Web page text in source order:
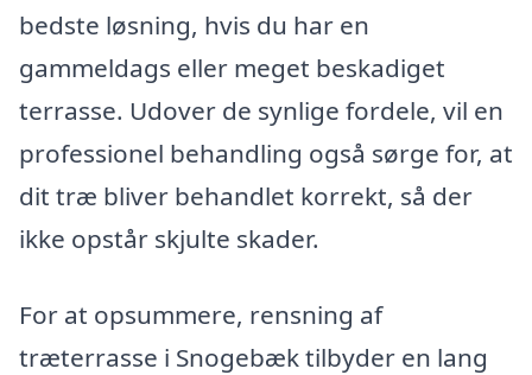
bedste løsning, hvis du har en
gammeldags eller meget beskadiget
terrasse. Udover de synlige fordele, vil en
professionel behandling også sørge for, at
dit træ bliver behandlet korrekt, så der
ikke opstår skjulte skader.
For at opsummere, rensning af
træterrasse i Snogebæk tilbyder en lang